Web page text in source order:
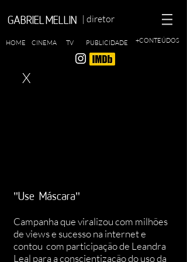
GABRIEL MELLIN | diretor
HOME CINEMA TV PUBLICIDADE +CONTEÚDOS
X
"Use Máscara"
Campanha que viralizou com milhões
de views e sucesso na internet e
contou com participação de Leandra
Leal para a conscientização do uso da